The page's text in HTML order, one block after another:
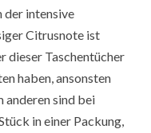
der intensive
Citrusnote ist
dieser Taschentücher
haben, ansonsten
anderen sind bei
in einer Packung,